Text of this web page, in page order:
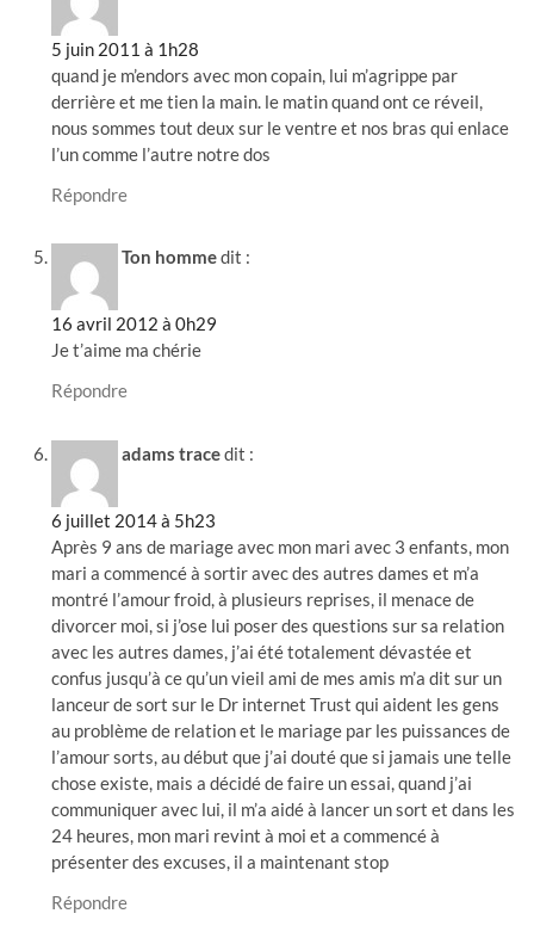
5 juin 2011 à 1h28
quand je m’endors avec mon copain, lui m’agrippe par
derrière et me tien la main. le matin quand ont ce réveil,
nous sommes tout deux sur le ventre et nos bras qui enlace
l’un comme l’autre notre dos
Répondre
Ton hommedit :
16 avril 2012 à 0h29
Je t’aime ma chérie
Répondre
adams tracedit :
6 juillet 2014 à 5h23
Après 9 ans de mariage avec mon mari avec 3 enfants, mon
mari a commencé à sortir avec des autres dames et m’a
montré l’amour froid, à plusieurs reprises, il menace de
divorcer moi, si j’ose lui poser des questions sur sa relation
avec les autres dames, j’ai été totalement dévastée et
confus jusqu’à ce qu’un vieil ami de mes amis m’a dit sur un
lanceur de sort sur le Dr internet Trust qui aident les gens
au problème de relation et le mariage par les puissances de
l’amour sorts, au début que j’ai douté que si jamais une telle
chose existe, mais a décidé de faire un essai, quand j’ai
communiquer avec lui, il m’a aidé à lancer un sort et dans les
24 heures, mon mari revint à moi et a commencé à
présenter des excuses, il a maintenant stop
Répondre